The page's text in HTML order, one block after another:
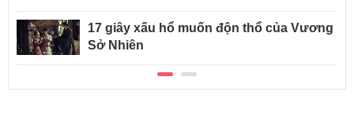
17 giây xấu hổ muốn độn thổ của Vương
Sở Nhiên